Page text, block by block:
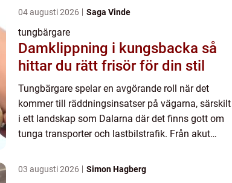
04 augusti 2026 Saga Vinde
tungbärgare
Damklippning i kungsbacka så
hittar du rätt frisör för din stil
Tungbärgare spelar en avgörande roll när det
kommer till räddningsinsatser på vägarna, särskilt
i ett landskap som Dalarna där det finns gott om
tunga transporter och lastbilstrafik. Från akut
03 augusti 2026 Simon Hagberg